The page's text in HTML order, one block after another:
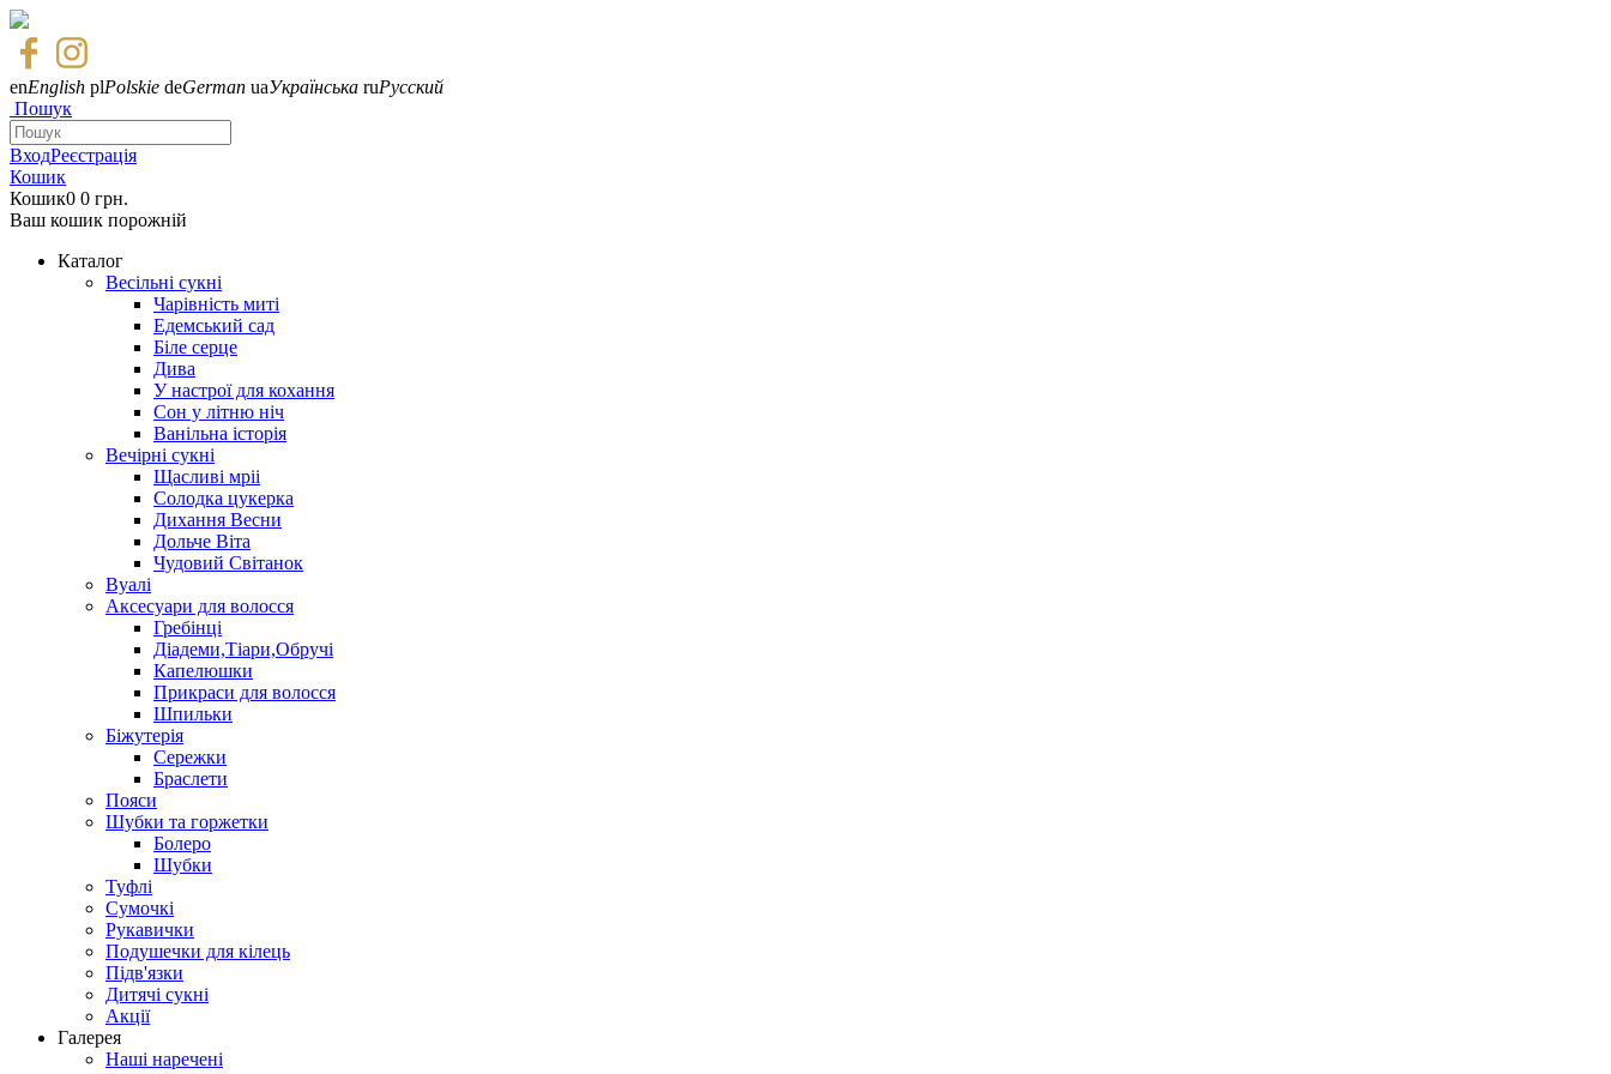
enEnglish plPolskie deGerman uaУкраїнська ruРусский
Пошук
ВходРеєстрація
Кошик
Кошик0 0 грн.
Ваш кошик порожній
Каталог
Весільні сукні
Чарівність миті
Едемський сад
Біле серце
Дива
У настрої для кохання
Сон у літню ніч
Ванільна історія
Вечірні сукні
Щасливі мріі
Солодка цукерка
Дихання Весни
Дольче Віта
Чудовий Світанок
Вуалі
Аксесуари для волосся
Гребінці
Діадеми,Тіари,Обручі
Капелюшки
Прикраси для волосся
Шпильки
Біжутерія
Cережки
Браслети
Пояси
Шубки та горжетки
Болеро
Шубки
Туфлі
Сумочкі
Рукавички
Подушечки для кілець
Підв'язки
Дитячі сукні
Акції
Галерея
Наші наречені